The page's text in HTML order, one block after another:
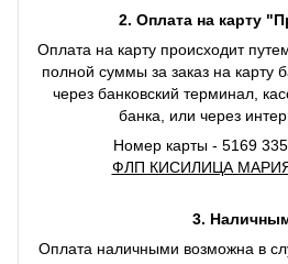
2. Оплата на карту
Оплата на карту происходит
полной суммы за заказ на карту
через банковский терминал,
банка, или через
Номер карты - 5169
ФЛП КИСИЛИЦА
3.
Оплата наличными возможна в